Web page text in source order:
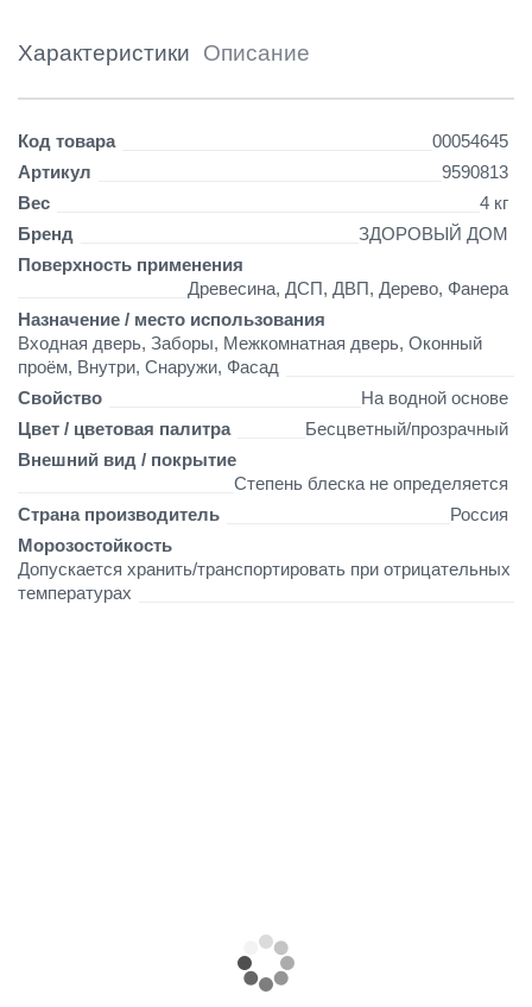
Характеристики Описание
Детали
Код товара
00054645
Артикул
9590813
Вес
4 кг
Бренд
ЗДОРОВЫЙ ДОМ
Поверхность применения
Древесина, ДСП, ДВП, Дерево, Фанера
Назначение / место использования
Входная дверь, Заборы, Межкомнатная дверь, Оконный
проём, Внутри, Снаружи, Фасад
Свойство
На водной основе
Цвет / цветовая палитра
Бесцветный/прозрачный
Внешний вид / покрытие
Степень блеска не определяется
Страна производитель
Россия
Морозостойкость
Допускается хранить/транспортировать при отрицательных
температурах